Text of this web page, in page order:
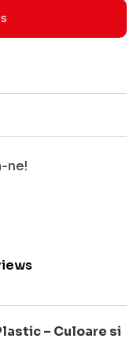
ne!
– Culoare si